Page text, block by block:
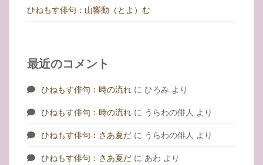
ひねもす俳句：山響動（とよ）む
最近のコメント
ひねもす俳句：時の流れ に ひろみ より
ひねもす俳句：時の流れ に うらわの俳人 より
ひねもす俳句：さあ夏だ に うらわの俳人 より
ひねもす俳句：さあ夏だ に あわ より